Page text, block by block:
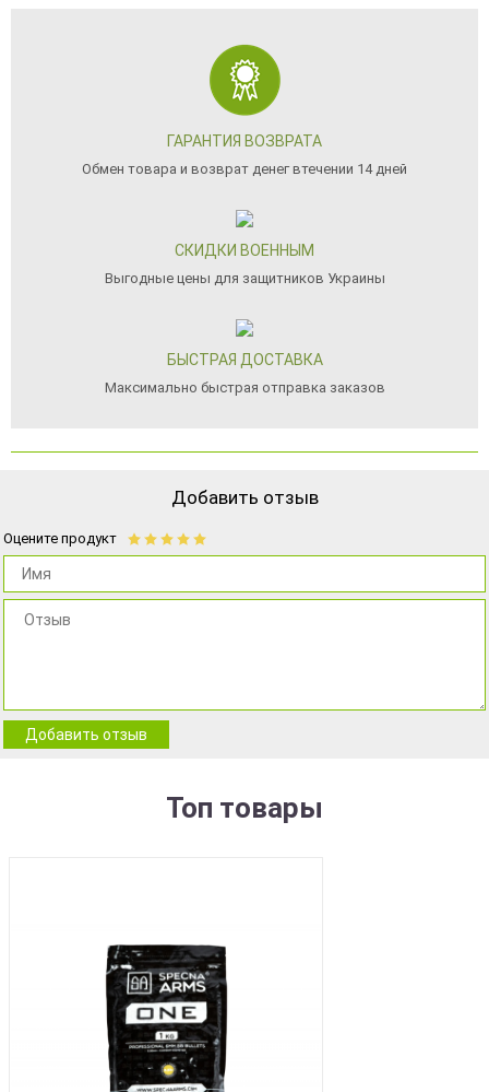
ГАРАНТИЯ ВОЗВРАТА
Обмен товара и возврат денег втечении 14 дней
СКИДКИ ВОЕННЫМ
Выгодные цены для защитников Украины
БЫСТРАЯ ДОСТАВКА
Максимально быстрая отправка заказов
Добавить отзыв
Оцените продукт
Добавить отзыв
Топ товары